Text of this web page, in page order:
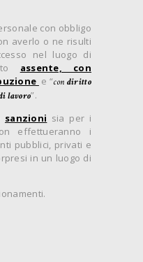
con obbligo
averlo o ne risulti
nel luogo di
assente, con
e “con diritto
lavoro”.
sanzioni sia per i
effettueranno i
pubblici, privati e
in un luogo di